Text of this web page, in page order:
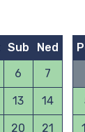
Sub
Ned
6 7
13 14
20 21